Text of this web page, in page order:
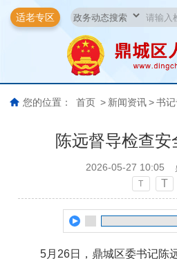
适老专区
您的位置： 首页 > 新闻资讯 > 书
陈远督导检查安
2026-05-27 10:05
T T
5月26日，鼎城区委书记陈